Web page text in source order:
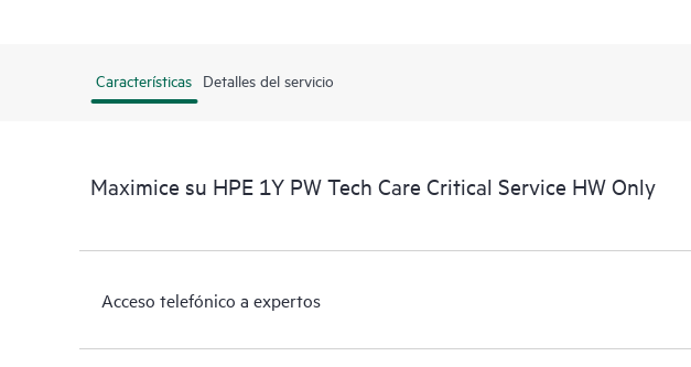
Características Detalles del servicio
Maximice su HPE 1Y PW Tech Care Critical Service HW Only
Acceso telefónico a expertos